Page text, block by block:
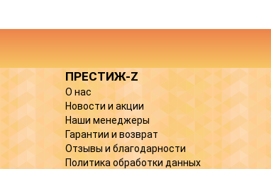
ПРЕСТИЖ-Z
О нас
Новости и акции
Наши менеджеры
Гарантии и возврат
Отзывы и благодарности
Политика обработки данных